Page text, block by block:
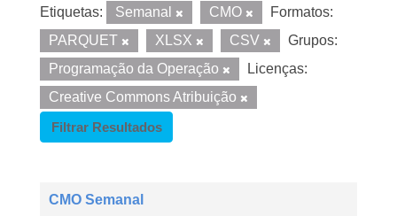
Etiquetas: Semanal CMO
Formatos:
PARQUET
XLSX CSV
Grupos:
Programação da Operação
Licenças:
Creative Commons Atribuição
Filtrar Resultados
CMO Semanal